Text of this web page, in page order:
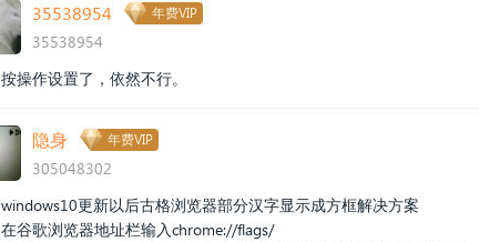
35538954 年费VIP
35538954
按操作设置了，依然不行。
隐身 年费VIP
305048302
windows10更新以后古格浏览器部分汉字显示成方框解决方案
在谷歌浏览器地址栏输入chrome://flags/